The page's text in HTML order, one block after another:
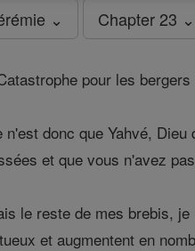
⌄ Chapter 23 ⌄
pour les
n'est donc que Yahvé,
et que vous n'avez
le reste de mes brebis,
et augmentent en